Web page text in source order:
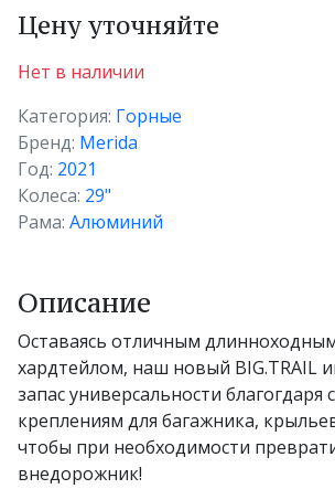
Цену уточняйте
Нет в наличии
Категория: Горные
Бренд: Merida
Год: 2021
Колеса: 29"
Рама: Алюминий
Описание
Оставаясь отличным
хардтейлом, наш новый BIG.TRAIL
запас универсальности благогдаря
креплениям для багажника,
чтобы при необходимости
внедорожник!